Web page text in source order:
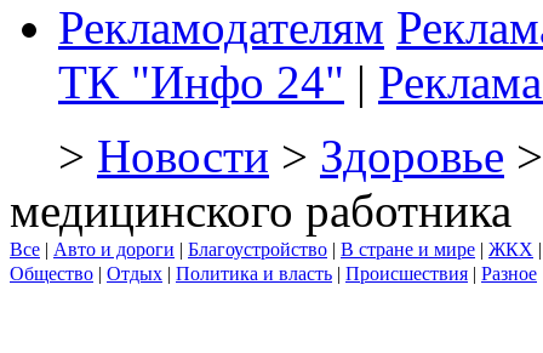
Рекламодателям
ТК "Инфо 24" |
> Новости > Здоровье
медицинского работника
Все | Авто и дороги | Благоустройство | В стране и мире | ЖКХ
Общество | Отдых | Политика и власть | Происшествия | Разное